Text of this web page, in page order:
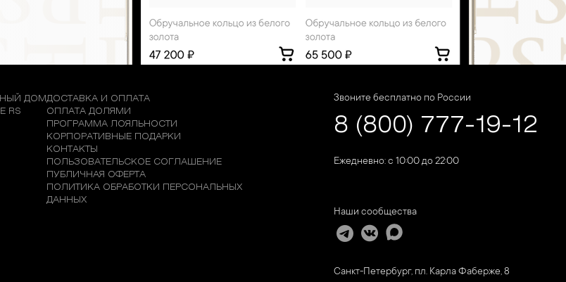
ДОМ
RS
ДОСТАВКА И ОПЛАТА
ОПЛАТА ДОЛЯМИ
ПРОГРАММА ЛОЯЛЬНОСТИ
КОРПОРАТИВНЫЕ ПОДАРКИ
КОНТАКТЫ
ПОЛЬЗОВАТЕЛЬСКОЕ СОГЛАШЕНИЕ
ПУБЛИЧНАЯ ОФЕРТА
ПОЛИТИКА ОБРАБОТКИ ПЕРСОНАЛЬНЫХ
ДАННЫХ
Звоните бесплатно по России
8 (800) 777-19-12
Ежедневно: с 10:00 до 22:00
Наши сообщества
Санкт-Петербург, пл. Карла Фаберже, 8